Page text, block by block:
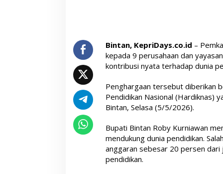
Bintan, KepriDays.co.id –
kepada 9 perusahaan dan
kontribusi nyata terhadap dunia
Penghargaan tersebut diberikan
Pendidikan Nasional (Hardiknas)
Bintan, Selasa (5/5/2026).
Bupati Bintan Roby Kurniawan
mendukung dunia pendidikan.
anggaran sebesar 20 persen dari
pendidikan.